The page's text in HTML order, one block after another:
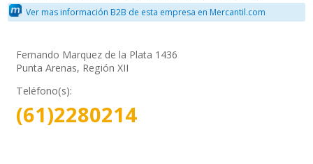
Ver mas información B2B de esta empresa en Mercantil.com
Fernando Marquez de la Plata 1436
Punta Arenas, Región XII
Teléfono(s):
(61)2280214